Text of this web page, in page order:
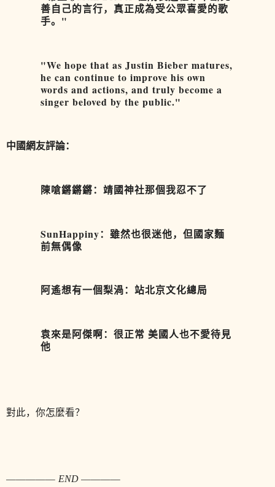
善自己的言行，真正成為受公眾喜愛的歌
手。"
"We hope that as Justin Bieber matures,
he can continue to improve his own
words and actions, and truly become a
singer beloved by the public."
中國網友評論：
陳嗆鏘鏘鏘：靖國神社那個我忍不了
SunHappiny：雖然也很迷他，但國家麵
前無偶像
阿遙想有一個梨渦：站北京文化總局
袁來是阿傑啊：很正常 美國人也不愛待見
他
對此，你怎麼看？
————— END ————